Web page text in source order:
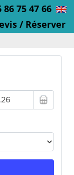
86 75 47 66
/ Réserver